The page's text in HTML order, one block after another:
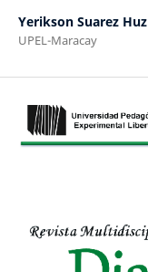
Yerikson Suarez Huz
UPEL-Maracay